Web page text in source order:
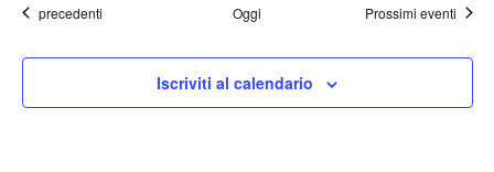
Eventi
precedenti Oggi Prossimi eventi
Iscriviti al calendario